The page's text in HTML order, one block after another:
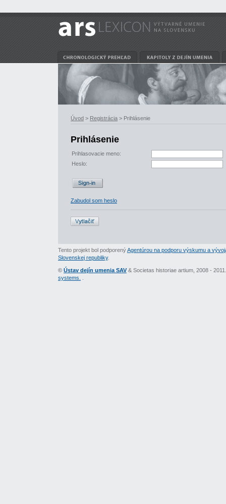
Úvod > Registrácia > Prihlásenie
Prihlásenie
Prihlasovacie meno:
Heslo:
Zabudol som heslo
Tento projekt bol podporenýAgentúrou na podporu výskumu a
Slovenskej republiky.
© Ústav dejín umenia SAV & Societas historiae artium, 2008 -
systems.